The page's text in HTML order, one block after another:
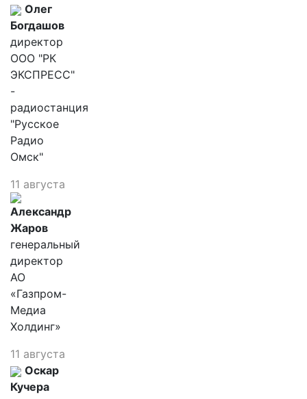
Олег
Богдашов
директор
ООО "РК
ЭКСПРЕСС"
-
радиостанция
"Русское
Радио
Омск"
11 августа
Александр
Жаров
генеральный
директор
АО
«Газпром-
Медиа
Холдинг»
11 августа
Оскар
Кучера